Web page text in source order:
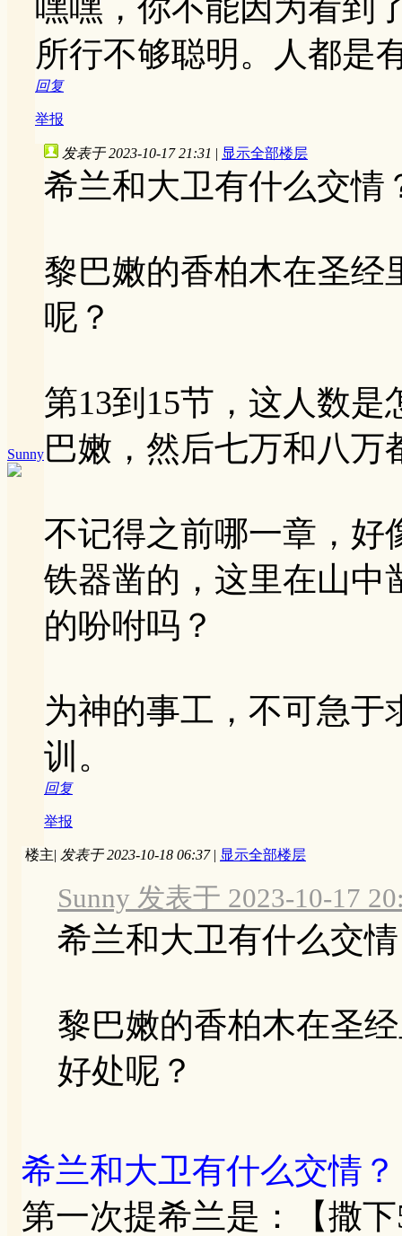
嘿嘿，你不能因为看到
所行不够聪明。人都是
回复
举报
Sunny
发表于 2023-10-17 21:31 | 显示全部楼层
希兰和大卫有什么交情
黎巴嫩的香柏木在圣经
呢？
第13到15节，这人数
巴嫩，然后七万和八
不记得之前哪一章，好
铁器凿的，这里在山中
的吩咐吗？
为神的事工，不可急于
训。
回复
举报
楼主| 发表于 2023-10-18 06:37 | 显示全部楼层
Sunny 发表于 2023-10-17
希兰和大卫有什么交
黎巴嫩的香柏木在圣
好处呢？
希兰和大卫有什么交情？
第一次提希兰是：【撒